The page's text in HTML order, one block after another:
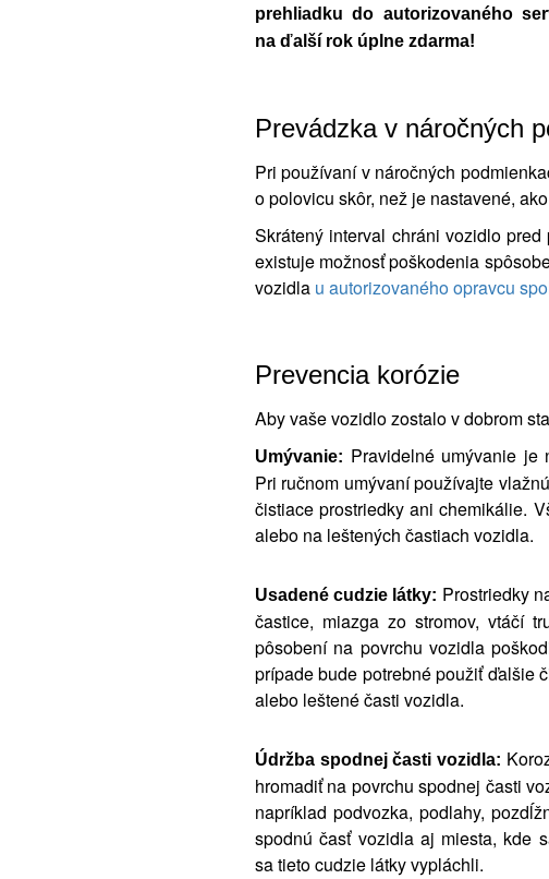
prehliadku do autorizovaného
na ďalší rok úplne zdarma!
Prevádzka v náročných
Pri používaní v náročných
o polovicu skôr, než je nastavené,
Skrátený interval chráni vozidlo
existuje možnosť poškodenia
vozidla u autorizovaného opravcu
Prevencia korózie
Aby vaše vozidlo zostalo v dobrom
Umývanie: Pravidelné umývanie je
Pri ručnom umývaní používajte
čistiace prostriedky ani chemikálie.
alebo na leštených častiach vozidla.
Usadené cudzie látky: Prostriedky
častice, miazga zo stromov, vtáčí
pôsobení na povrchu vozidla
prípade bude potrebné použiť ďalšie
alebo leštené časti vozidla.
Údržba spodnej časti vozidla:
hromadiť na povrchu spodnej časti
napríklad podvozka, podlahy,
spodnú časť vozidla aj miesta, kde
sa tieto cudzie látky vypláchli.